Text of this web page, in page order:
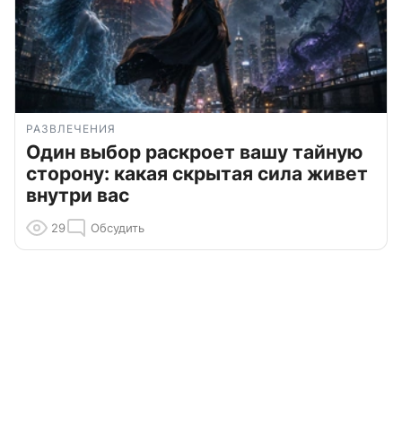
РАЗВЛЕЧЕНИЯ
Один выбор раскроет вашу тайную
сторону: какая скрытая сила живет
внутри вас
29 Обсудить